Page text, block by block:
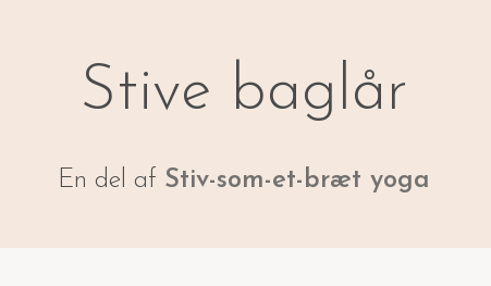
Stive baglår
En del af Stiv-som-et-bræt yoga